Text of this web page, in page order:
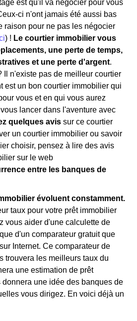
est qu'il va négocier pour vous
ci n'ont jamais été aussi bas
raison pour ne pas les négocier
) ! Le courtier immobilier vous
une perte de temps,
et une perte d'argent.
Il n'existe pas de meilleur courtier
est un bon courtier immobilier qui
vous et en qui vous aurez
lancer dans l'aventure avec
quelques avis sur ce courtier
un courtier immobilier ou savoir
choisir, pensez à lire des avis
sur le web
entre les banques de
évoluent constamment.
taux pour votre prêt immobilier
vous aider d'une calculette de
d'un comparateur gratuit que
Internet. Ce comparateur de
trouvera les meilleurs taux du
une estimation de prêt
une idée des banques de
vous dirigez. En voici déjà un